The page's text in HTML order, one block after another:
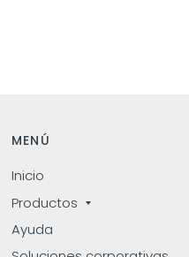
MENÚ
Inicio
Productos
Ayuda